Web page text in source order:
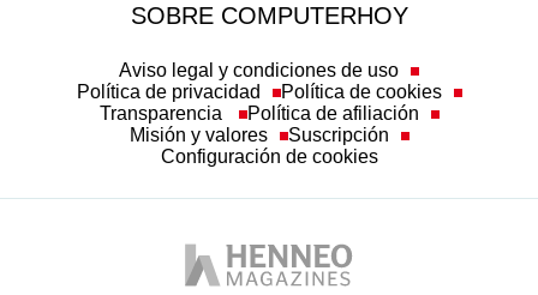
SOBRE COMPUTERHOY
Aviso legal y condiciones de uso
Política de privacidad
Política de cookies
Transparencia
Política de afiliación
Misión y valores
Suscripción
Configuración de cookies